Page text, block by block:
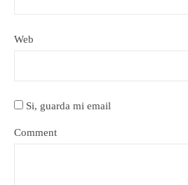
Web
Si, guarda mi email
Comment